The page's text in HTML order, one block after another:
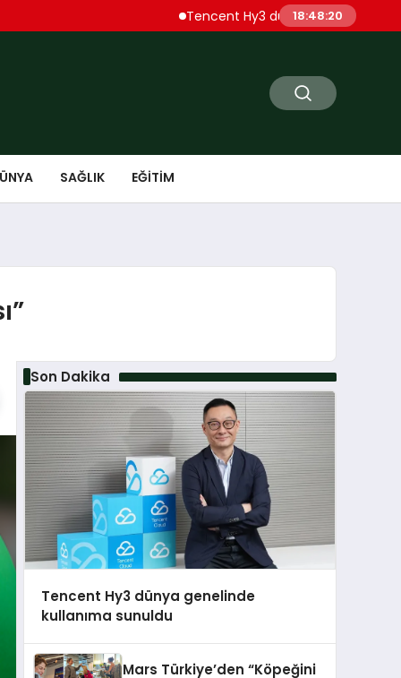
Tencent Hy3 dünya genelinde kullanıma
18:48:22
SAĞLIK EĞITIM
Son Dakika
Tencent Hy3 dünya genelinde
kullanıma sunuldu
Mars Türkiye’den “Köpeğini